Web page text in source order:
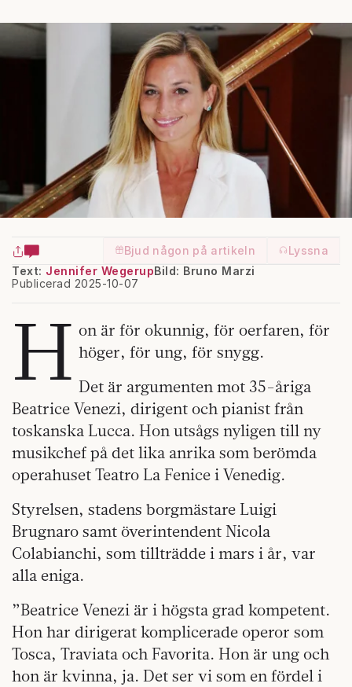
Bjud någon på artikeln
Lyssna
Text: Jennifer Wegerup
Publicerad 2025-10-07
Bild: Bruno Marzi
H on är för okunnig, för oerfaren, för
höger, för ung, för snygg.
Det är argumenten mot 35-åriga
Beatrice Venezi, dirigent och pianist från
toskanska Lucca. Hon utsågs nyligen till ny
musikchef på det lika anrika som berömda
operahuset Teatro La Fenice i Venedig.
Styrelsen, stadens borgmästare Luigi
Brugnaro samt överintendent Nicola
Colabianchi, som tillträdde i mars i år, var
alla eniga.
”Beatrice Venezi är i högsta grad kompetent.
Hon har dirigerat komplicerade operor som
Tosca, Traviata och Favorita. Hon är ung och
hon är kvinna, ja. Det ser vi som en fördel i